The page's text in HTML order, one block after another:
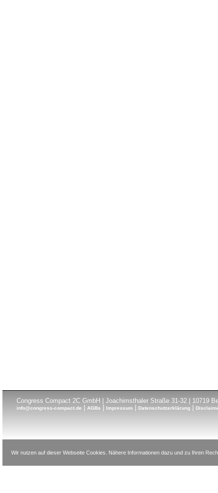
Congress Compact 2C GmbH | Joachimsthaler Straße 31-32 | 10719
info@congress-compact.de |AGBs |Impressum |Datenschutzerklärung |
Wir nutzen auf dieser Webseite Cookies. Nähere Informationen dazu und zu Ihren